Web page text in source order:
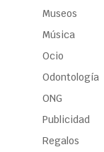
Museos
Música
Ocio
Odontología
ONG
Publicidad
Regalos